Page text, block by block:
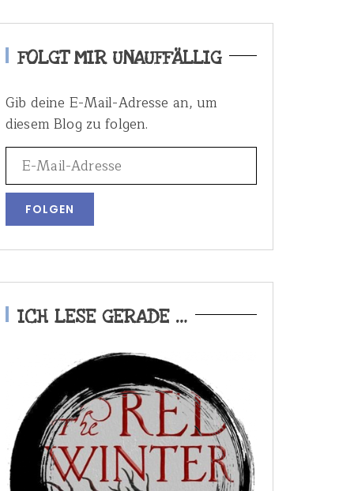
FOLGT MIR UNAUFFÄLLIG
Gib deine E-Mail-Adresse an, um
diesem Blog zu folgen.
ICH LESE GERADE …